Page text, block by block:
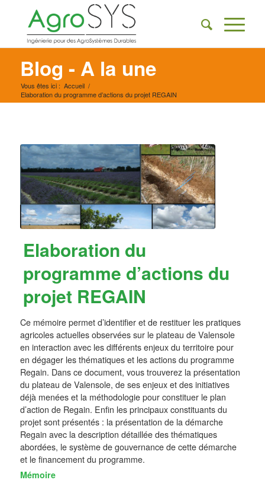
Blog - A la une
Vous êtes ici : Accueil /
Elaboration du programme d’actions du projet REGAIN
Elaboration du
programme d’actions du
projet REGAIN
Ce mémoire permet d’identifier et de restituer les pratiques
agricoles actuelles observées sur le plateau de Valensole
en interaction avec les différents enjeux du territoire pour
en dégager les thématiques et les actions du programme
Regain. Dans ce document, vous trouverez la présentation
du plateau de Valensole, de ses enjeux et des initiatives
déjà menées et la méthodologie pour constituer le plan
d’action de Regain. Enfin les principaux constituants du
projet sont présentés : la présentation de la démarche
Regain avec la description détaillée des thématiques
abordées, le système de gouvernance de cette démarche
et le financement du programme.
Mémoire